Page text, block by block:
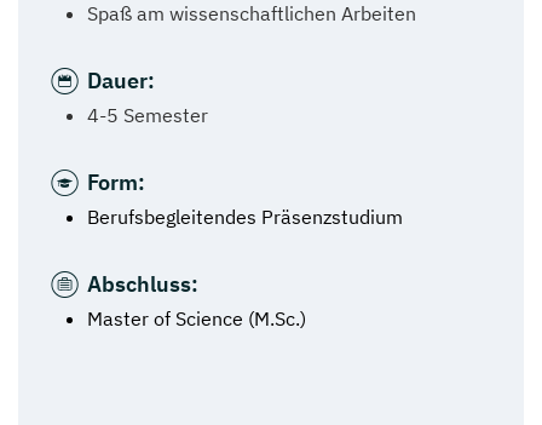
Spaß am wissenschaftlichen Arbeiten
Dauer:
4-5 Semester
Form:
Berufsbegleitendes Präsenzstudium
Abschluss:
Master of Science (M.Sc.)